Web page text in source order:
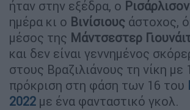
ήταν στην εξέδρα, ο Ρισάρλισον
ημέρα κι ο Βινίσιους άστοχος,
μέσος της Μάντσεστερ
και δεν είναι γεννημένος
στους Βραζιλιάνους τη νίκη με
πρόκριση στη φάση των 16 του
2022 με ένα φανταστικό γκολ.